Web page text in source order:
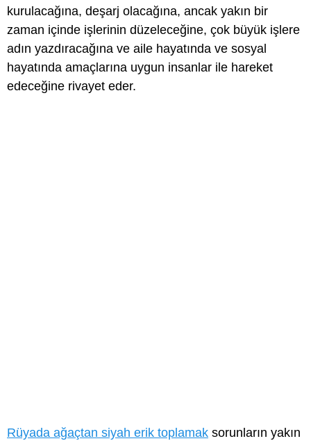
kurulacağına, deşarj olacağına, ancak yakın bir
zaman içinde işlerinin düzeleceğine, çok büyük işlere
adın yazdıracağına ve aile hayatında ve sosyal
hayatında amaçlarına uygun insanlar ile hareket
edeceğine rivayet eder.
Rüyada ağaçtan siyah erik toplamak sorunların yakın